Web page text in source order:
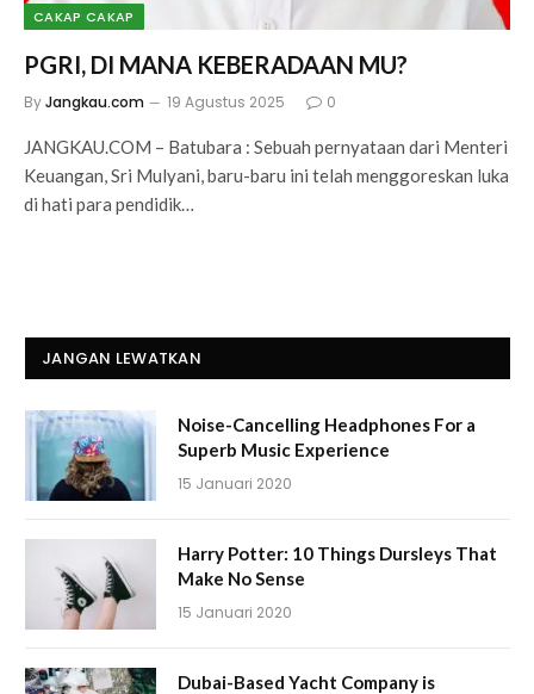
CAKAP CAKAP
PGRI, DI MANA KEBERADAAN MU?
ByJangkau.com 19 Agustus 2025 0
JANGKAU.COM – Batubara : Sebuah pernyataan dari Menteri
Keuangan, Sri Mulyani, baru-baru ini telah menggoreskan luka
di hati para pendidik…
JANGAN LEWATKAN
Noise-Cancelling Headphones For a
Superb Music Experience
15 Januari 2020
Harry Potter: 10 Things Dursleys That
Make No Sense
15 Januari 2020
Dubai-Based Yacht Company is